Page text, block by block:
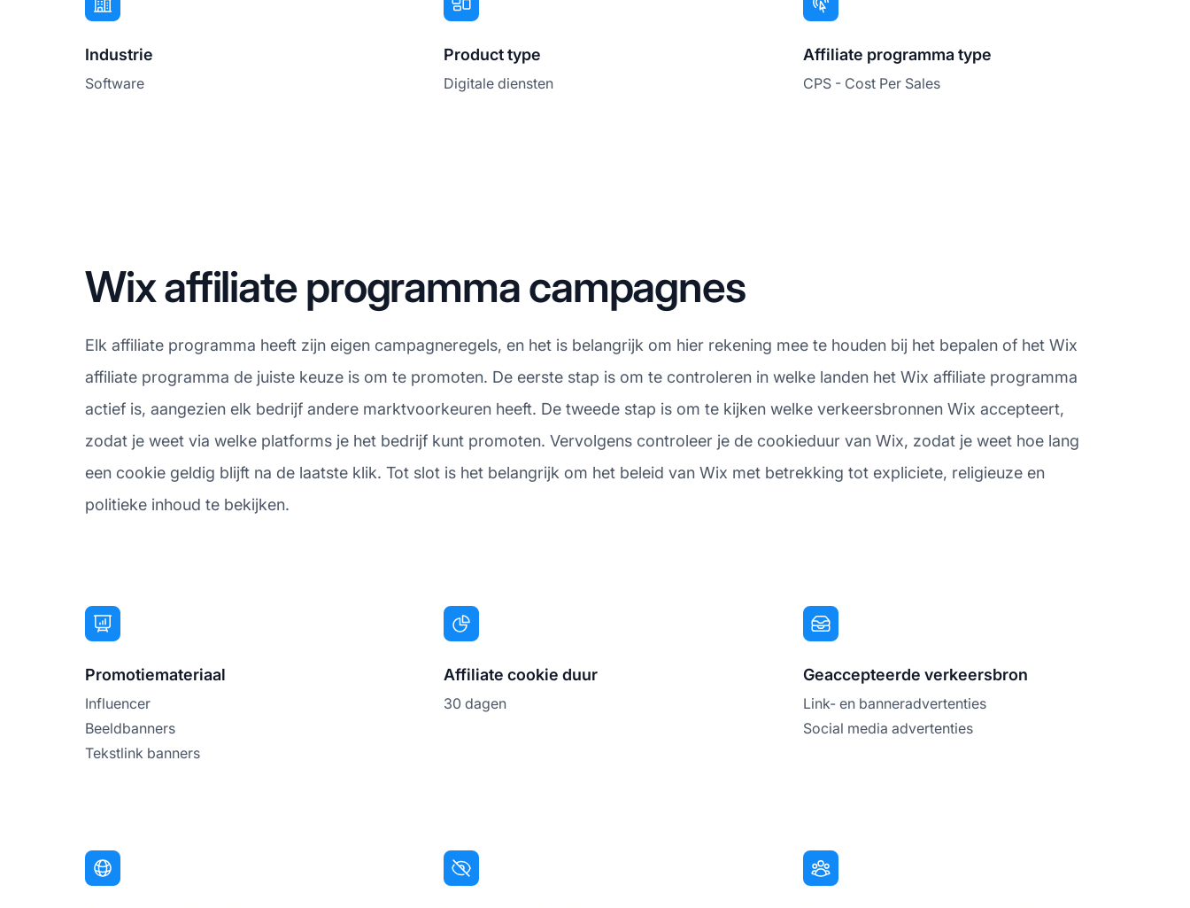
Industrie
Software
Product type
Digitale diensten
Affiliate programma type
CPS - Cost Per Sales
Wix affiliate programma campagnes
Elk affiliate programma heeft zijn eigen campagneregels, en het is belangrijk om hier rekening mee te houden bij het bepalen of het Wix
affiliate programma de juiste keuze is om te promoten. De eerste stap is om te controleren in welke landen het Wix affiliate programma
actief is, aangezien elk bedrijf andere marktvoorkeuren heeft. De tweede stap is om te kijken welke verkeersbronnen Wix accepteert,
zodat je weet via welke platforms je het bedrijf kunt promoten. Vervolgens controleer je de cookieduur van Wix, zodat je weet hoe lang
een cookie geldig blijft na de laatste klik. Tot slot is het belangrijk om het beleid van Wix met betrekking tot expliciete, religieuze en
politieke inhoud te bekijken.
Promotiemateriaal
Influencer
Beeldbanners
Tekstlink banners
Affiliate cookie duur
30 dagen
Geaccepteerde verkeersbron
Link- en banneradvertenties
Social media advertenties